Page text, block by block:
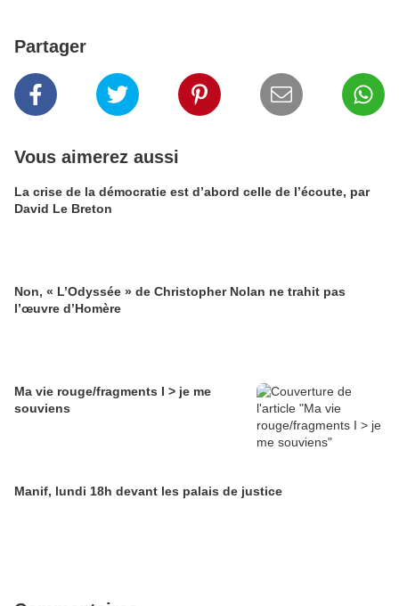
Partager
Vous aimerez aussi
La crise de la démocratie est d’abord celle de l’écoute, par
David Le Breton
Non, « L’Odyssée » de Christopher Nolan ne trahit pas
l’œuvre d’Homère
Ma vie rouge/fragments I > je me
souviens
Manif, lundi 18h devant les palais de justice